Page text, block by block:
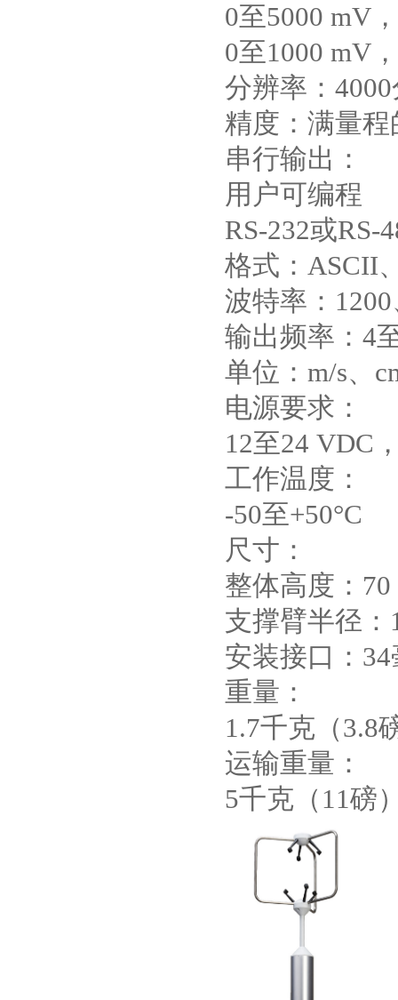
0至5000 mV
0至1000 mV
分辨率：
精度：满量程
串行输出：
用户可编程
RS-232或RS-
格式：ASCII
波特率：
输出频率：4
单位：m/s、
电源要求：
12至24 VDC
工作温度：
-50至+50°C
尺寸：
整体高度：
支撑臂半径：
安装接口：
重量：
1.7千克（3.8
运输重量：
5千克（11磅